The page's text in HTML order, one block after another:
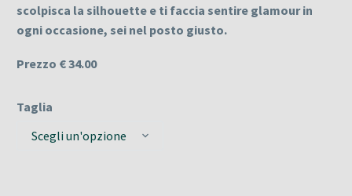
scolpisca la silhouette e ti faccia sentire glamour in
ogni occasione, sei nel posto giusto.
Prezzo € 34.00
Taglia
Scegli un'opzione